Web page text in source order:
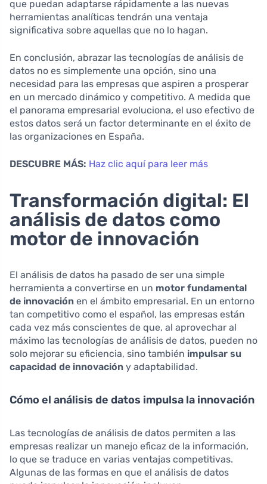
que puedan adaptarse rápidamente a las nuevas
herramientas analíticas tendrán una ventaja
significativa sobre aquellas que no lo hagan.
En conclusión, abrazar las tecnologías de análisis de
datos no es simplemente una opción, sino una
necesidad para las empresas que aspiren a prosperar
en un mercado dinámico y competitivo. A medida que
el panorama empresarial evoluciona, el uso efectivo de
estos datos será un factor determinante en el éxito de
las organizaciones en España.
DESCUBRE MÁS: Haz clic aquí para leer más
Transformación digital: El
análisis de datos como
motor de innovación
El análisis de datos ha pasado de ser una simple
herramienta a convertirse en un motor fundamental
de innovación en el ámbito empresarial. En un entorno
tan competitivo como el español, las empresas están
cada vez más conscientes de que, al aprovechar al
máximo las tecnologías de análisis de datos, pueden no
solo mejorar su eficiencia, sino también impulsar su
capacidad de innovación y adaptabilidad.
Cómo el análisis de datos impulsa la innovación
Las tecnologías de análisis de datos permiten a las
empresas realizar un manejo eficaz de la información,
lo que se traduce en varias ventajas competitivas.
Algunas de las formas en que el análisis de datos